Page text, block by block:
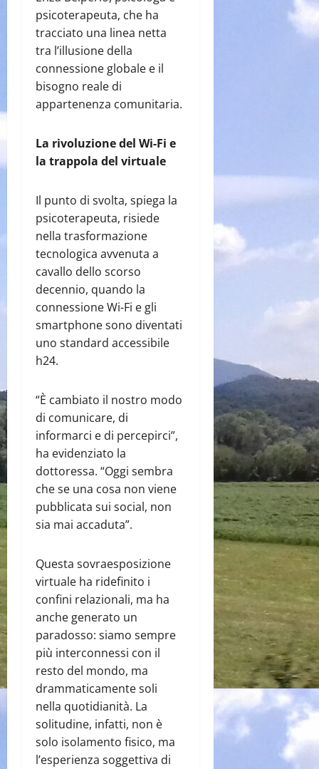
psicoterapeuta, che ha
tracciato una linea netta
tra l’illusione della
connessione globale e il
bisogno reale di
appartenenza comunitaria.
La rivoluzione del Wi-Fi e
la trappola del virtuale
Il punto di svolta, spiega la
psicoterapeuta, risiede
nella trasformazione
tecnologica avvenuta a
cavallo dello scorso
decennio, quando la
connessione Wi-Fi e gli
smartphone sono diventati
uno standard accessibile
h24.
“È cambiato il nostro modo
di comunicare, di
informarci e di percepirci”,
ha evidenziato la
dottoressa. “Oggi sembra
che se una cosa non viene
pubblicata sui social, non
sia mai accaduta”.
Questa sovraesposizione
virtuale ha ridefinito i
confini relazionali, ma ha
anche generato un
paradosso: siamo sempre
più interconnessi con il
resto del mondo, ma
drammaticamente soli
nella quotidianità. La
solitudine, infatti, non è
solo isolamento fisico, ma
l’esperienza soggettiva di